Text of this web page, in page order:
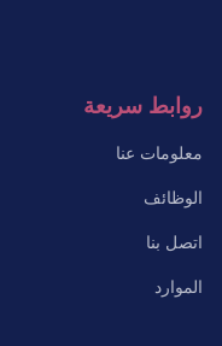
روابط سريعة
معلومات عنا
الوظائف
اتصل بنا
الموارد